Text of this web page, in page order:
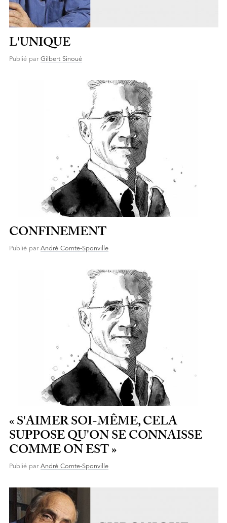
L'UNIQUE
Publié par Gilbert Sinoué
CONFINEMENT
Publié par André Comte-Sponville
« S'AIMER SOI-MÊME, CELA
SUPPOSE QU'ON SE CONNAISSE
COMME ON EST »
Publié par André Comte-Sponville